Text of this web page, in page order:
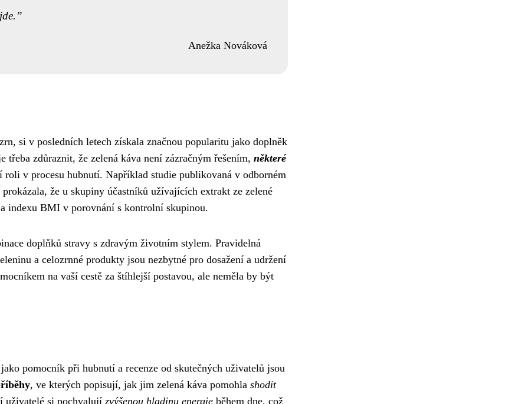
Anežka Nováková
si v posledních letech získala značnou popularitu jako doplněk
zdůraznit, že zelená káva není zázračným řešením, některé
v procesu hubnutí. Například studie publikovaná v odborném
že u skupiny účastníků užívajících extrakt ze zelené
indexu BMI v porovnání s kontrolní skupinou.
doplňků stravy s zdravým životním stylem. Pravidelná
a celozrnné produkty jsou nezbytné pro dosažení a udržení
na vaší cestě za štíhlejší postavou, ale neměla by být
pomocník při hubnutí a recenze od skutečných uživatelů jsou
, ve kterých popisují, jak jim zelená káva pomohla shodit
uživatelé si pochvalují zvýšenou hladinu energie během dne, což